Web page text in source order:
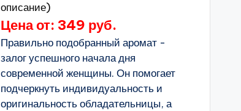
описание)
Цена от: 349 руб.
Правильно подобранный аромат -
залог успешного начала дня
современной женщины. Он помогает
подчеркнуть индивидуальность и
оригинальность обладательницы, а